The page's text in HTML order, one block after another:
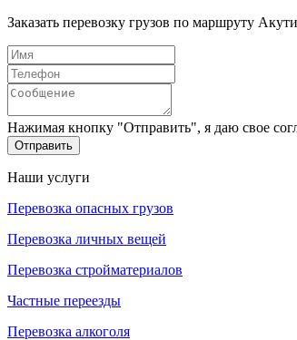
Заказать перевозку грузов по маршруту
Нажимая кнопку "Отправить", я даю свое
Отправить
Наши услуги
Перевозка опасных грузов
Перевозка личных вещей
Перевозка стройматериалов
Частные переезды
Перевозка алкоголя